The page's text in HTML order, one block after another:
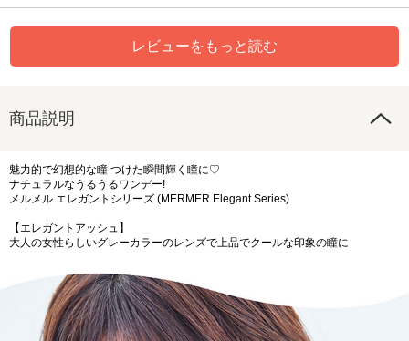
レビューをもっと読む
商品説明
魅力的で幻想的な瞳 つけた瞬間輝く瞳に♡
ナチュラルなうるうるワンデー!
メルメル エレガントシリーズ (MERMER Elegant Series)
【エレガントアッシュ】
大人の女性らしいグレーカラーのレンズで上品でクールな印象の瞳に